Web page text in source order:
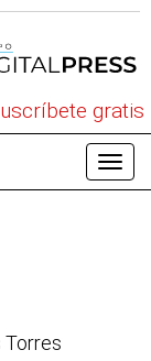
gratis
Torres